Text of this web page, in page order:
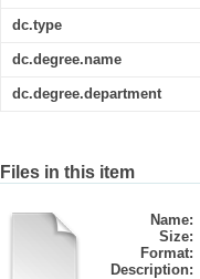
dc.type
dc.degree.name
dc.degree.department
Files in this item
Name:
Size:
Format:
Description: